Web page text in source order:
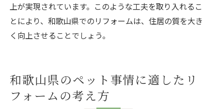
上が実現されています。このような工夫を取り入れるこ
とにより、和歌山県でのリフォームは、住居の質を大き
く向上させることでしょう。
和歌山県のペット事情に適したリ
フォームの考え方